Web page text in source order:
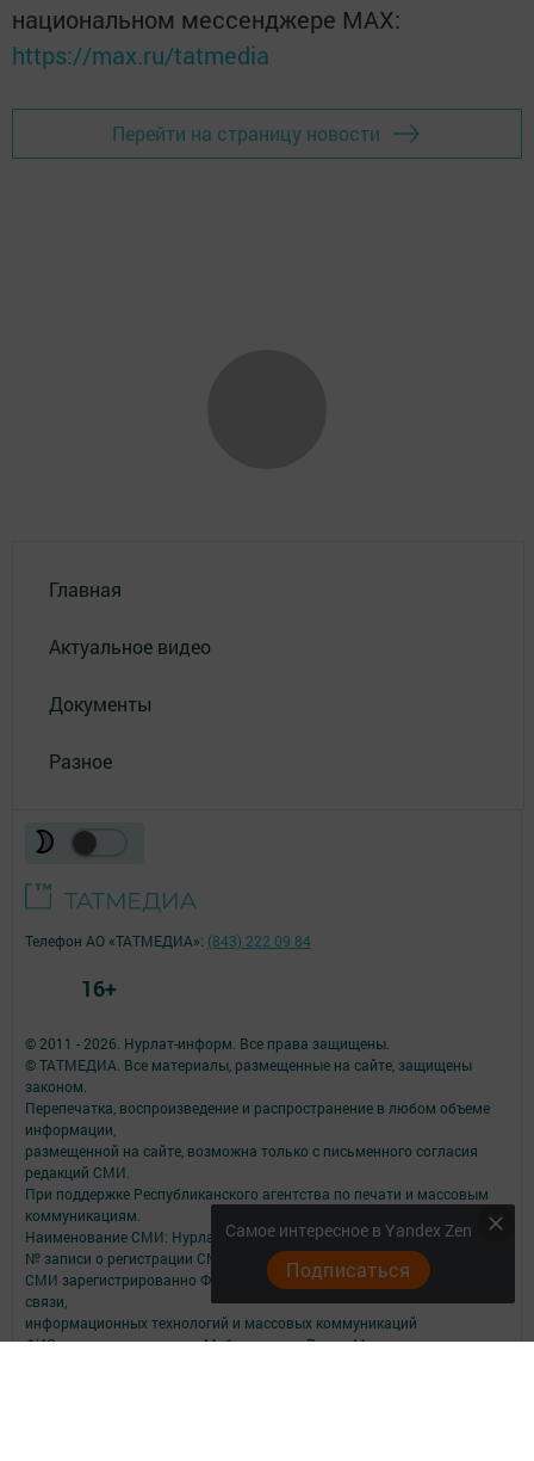
национальном мессенджере MАХ:
https://max.ru/tatmedia
Перейти на страницу новости
Главная
Актуальное видео
Документы
Разное
Самое интересное в Yandex Zen
Подписаться
© 2011 - 2026. Нурлат-⁠информ. Все права защищены.
© ТАТМЕДИА. Все материалы, размещенные на сайте, защищены
законом.
Перепечатка, воспроизведение и распространение в любом объеме
информации,
размещенной на сайте, возможна только с письменного согласия
редакций СМИ.
При поддержке Республиканского агентства по печати и массовым
коммуникациям.
Наименование СМИ: Нурлат-⁠информ
№ записи о регистрации СМИ, дата: ЭЛ № ФС 77 -⁠ 73782 от 05.10.2018
СМИ зарегистрированно Федеральной службой по надзору в сфере
связи,
информационных технологий и массовых коммуникаций
ФИО главного редактора: Мубаракшина Лилия Мирзазяновна
Телефон АО «ТАТМЕДИА»: (843) 222 09 84
16+